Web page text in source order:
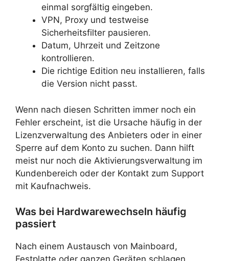
einmal sorgfältig eingeben.
VPN, Proxy und testweise
Sicherheitsfilter pausieren.
Datum, Uhrzeit und Zeitzone
kontrollieren.
Die richtige Edition neu installieren, falls
die Version nicht passt.
Wenn nach diesen Schritten immer noch ein
Fehler erscheint, ist die Ursache häufig in der
Lizenzverwaltung des Anbieters oder in einer
Sperre auf dem Konto zu suchen. Dann hilft
meist nur noch die Aktivierungsverwaltung im
Kundenbereich oder der Kontakt zum Support
mit Kaufnachweis.
Was bei Hardwarewechseln häufig
passiert
Nach einem Austausch von Mainboard,
Festplatte oder ganzen Geräten schlagen